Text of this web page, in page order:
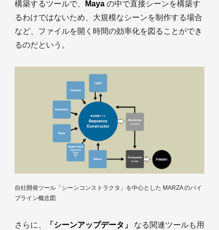
構築するツールで、
Maya の中で直接シーンを構築す
るわけではないため、大規模なシーンを制作する場合
など、ファイルを開く時間の効率化を図ることができ
るのだという。
自社開発ツール「シーンコンストラクタ」を中心とした MARZA のパイ
プライン概念図
さらに、 「シーンアップデータ」
なる関連ツールも用